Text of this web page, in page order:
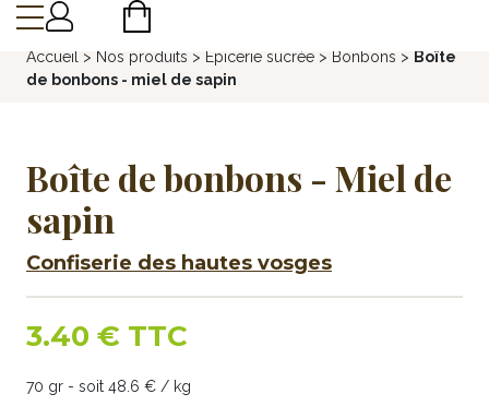
Accueil > Nos produits > Épicerie sucrée > Bonbons > Boîte
de bonbons - miel de sapin
Boîte de bonbons - Miel de
sapin
Confiserie des hautes vosges
3.40 € TTC
70 gr - soit 48.6 € / kg